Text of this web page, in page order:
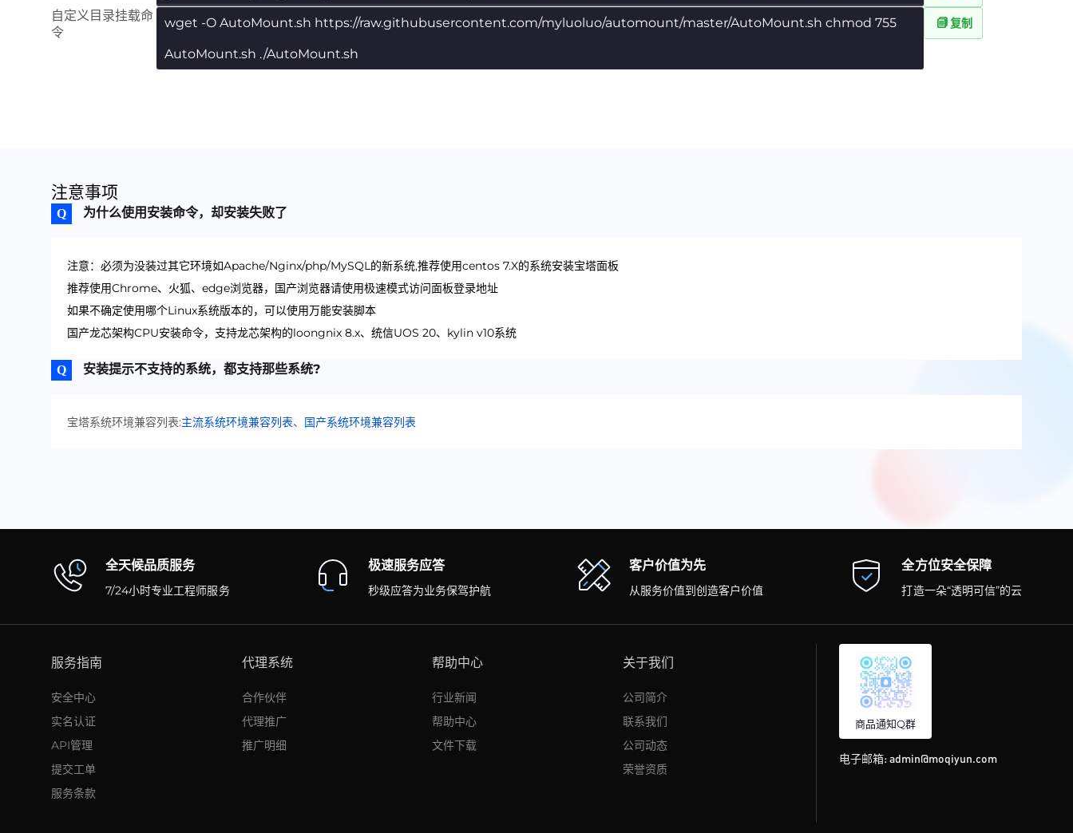
自定义目录挂载命
令
wget -O AutoMount.sh https://raw.githubusercontent.com/myluoluo/automount/master/AutoMount.sh chmod 755
AutoMount.sh ./AutoMount.sh
复制
注意事项
为什么使用安装命令，却安装失败了
注意：必须为没装过其它环境如Apache/Nginx/php/MySQL的新系统,推荐使用centos 7.X的系统安装宝塔面板
推荐使用Chrome、火狐、edge浏览器，国产浏览器请使用极速模式访问面板登录地址
如果不确定使用哪个Linux系统版本的，可以使用万能安装脚本
国产龙芯架构CPU安装命令，支持龙芯架构的loongnix 8.x、统信UOS 20、kylin v10系统
安装提示不支持的系统，都支持那些系统?
宝塔系统环境兼容列表:主流系统环境兼容列表、 国产系统环境兼容列表
全天候品质服务
7/24小时专业工程师服务
极速服务应答
秒级应答为业务保驾护航
客户价值为先
从服务价值到创造客户价值
全方位安全保障
打造一朵“透明可信”的云
服务指南
安全中心
实名认证
API管理
提交工单
服务条款
代理系统
合作伙伴
代理推广
推广明细
帮助中心
行业新闻
帮助中心
文件下载
关于我们
公司简介
联系我们
公司动态
荣誉资质
商品通知Q群
电子邮箱:admin@moqiyun.com